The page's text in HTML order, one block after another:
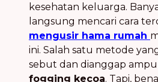
kesehatan keluarga.
langsung mencari cara
mengusir hama rumah
ini. Salah satu metode
sebut dan dianggap
fogging kecoa. Tapi,